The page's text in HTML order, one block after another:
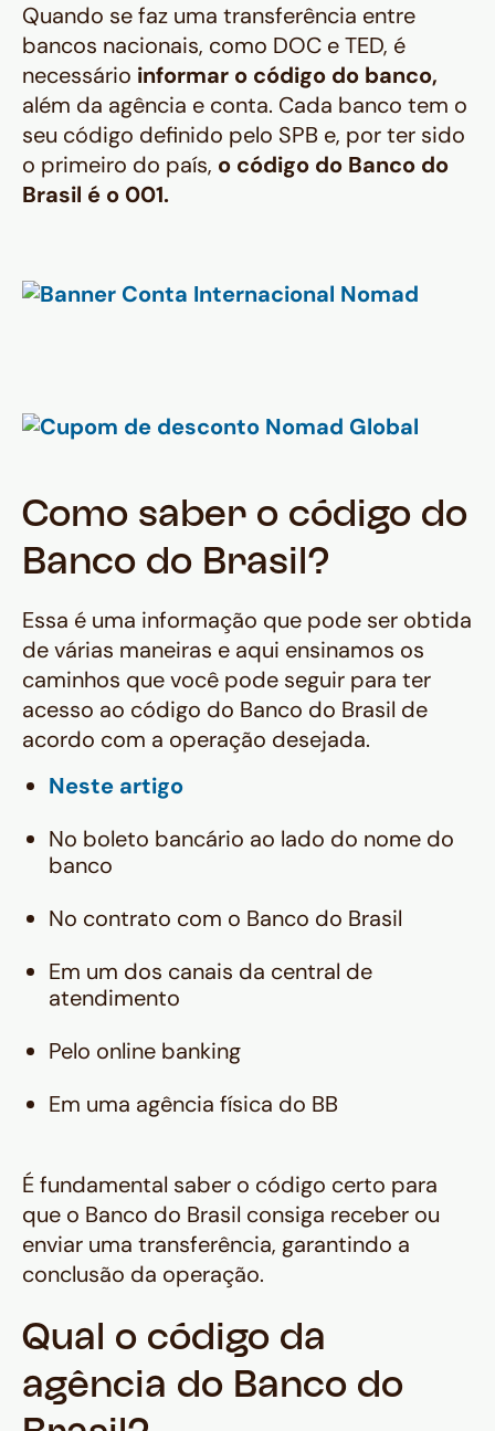
Quando se faz uma transferência entre
bancos nacionais, como DOC e TED, é
necessário informar o código do banco,
além da agência e conta. Cada banco tem o
seu código definido pelo SPB e, por ter sido
o primeiro do país, o código do Banco do
Brasil é o 001.
Como saber o código do
Banco do Brasil?
Essa é uma informação que pode ser obtida
de várias maneiras e aqui ensinamos os
caminhos que você pode seguir para ter
acesso ao código do Banco do Brasil de
acordo com a operação desejada.
Neste artigo
No boleto bancário ao lado do nome do
banco
No contrato com o Banco do Brasil
Em um dos canais da central de
atendimento
Pelo online banking
Em uma agência física do BB
É fundamental saber o código certo para
que o Banco do Brasil consiga receber ou
enviar uma transferência, garantindo a
conclusão da operação.
Qual o código da
agência do Banco do